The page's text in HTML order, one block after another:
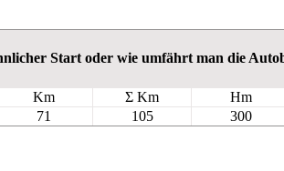
Start oder wie umfährt man die
Km Σ Km
Hm
71 105 300